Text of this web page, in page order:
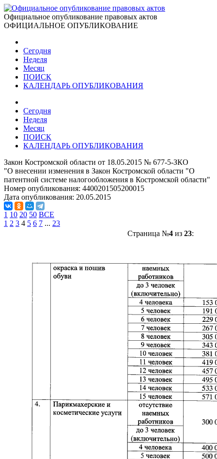
Официальное опубликование правовых актов
ОФИЦИАЛЬНОЕ ОПУБЛИКОВАНИЕ
Сегодня
Неделя
Месяц
ПОИСК
КАЛЕНДАРЬ ОПУБЛИКОВАНИЯ
Сегодня
Неделя
Месяц
ПОИСК
КАЛЕНДАРЬ ОПУБЛИКОВАНИЯ
Закон Костромской области от 18.05.2015 № 677-5-ЗКО
"О внесении изменения в Закон Костромской области "О
патентной системе налогообложения в Костромской области"
Номер опубликования: 4400201505200015
Дата опубликования: 20.05.2015
1 10 20 50 ВСЕ
1 2 3 4 5 6 7 ... 23
Страница №4из 23: